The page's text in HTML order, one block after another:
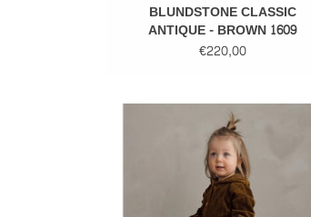
BLUNDSTONE CLASSIC
ANTIQUE - BROWN 1609
€220,00
Mai Velour Jumpsuit Brown
TOEVOEGEN AAN WINKELWAGEN